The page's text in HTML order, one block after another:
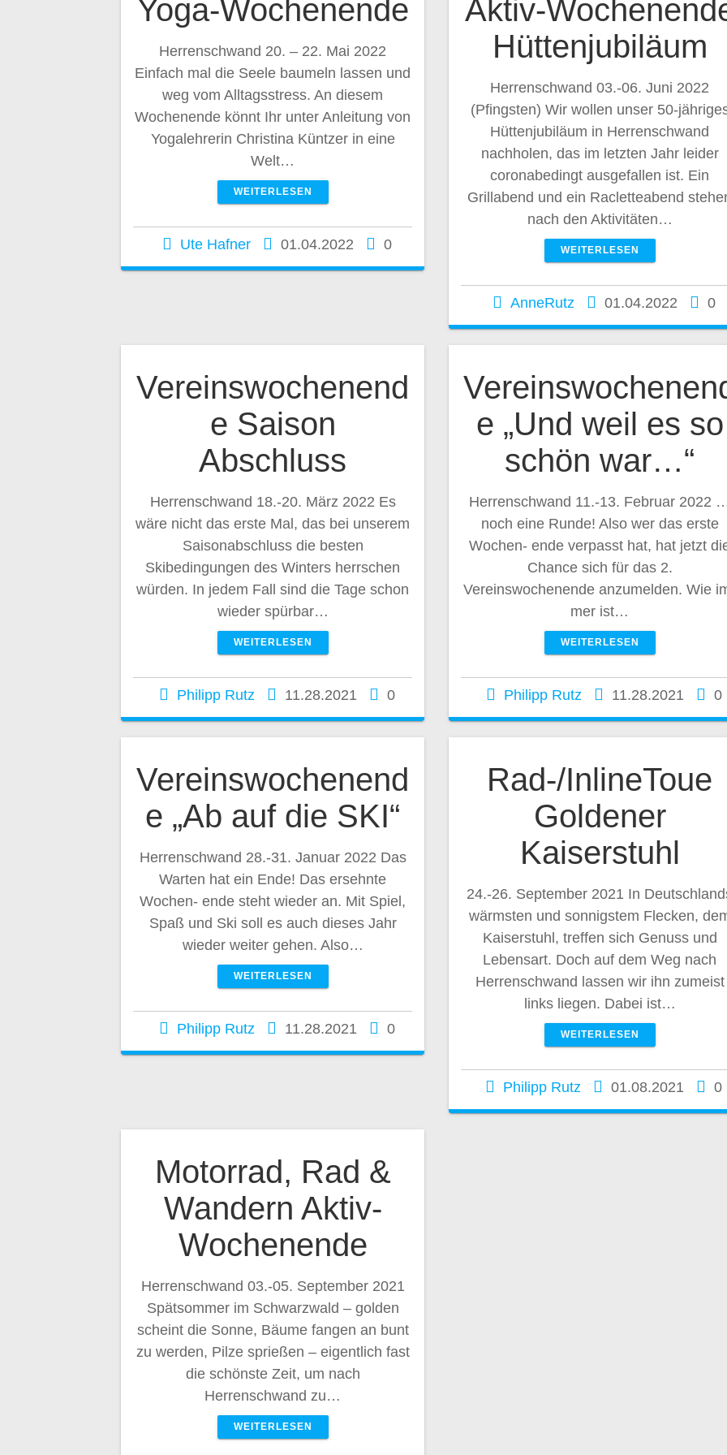
Yoga-Wochenende
Herrenschwand 20. – 22. Mai 2022
Einfach mal die Seele baumeln lassen und
weg vom Alltagsstress. An diesem
Wochenende könnt Ihr unter Anleitung von
Yogalehrerin Christina Küntzer in eine
Welt…
WEITERLESEN
Ute Hafner 01.04.2022 0
Aktiv-
Hüttenjubiläum
Herrenschwand 03.-06. Juni 2022
(Pfingsten) Wir wollen unser 50-
Hüttenjubiläum in Herrenschwand
nachholen, das im letzten Jahr leider
coronabedingt ausgefallen ist. Ein
Grillabend und ein Racletteabend
nach den Aktivitäten…
WEITERLESEN
AnneRutz 01.04.2022 0
Vereinswochenend
e Saison
Abschluss
Herrenschwand 18.-20. März 2022 Es
wäre nicht das erste Mal, das bei unserem
Saisonabschluss die besten
Skibedingungen des Winters herrschen
würden. In jedem Fall sind die Tage schon
wieder spürbar…
WEITERLESEN
Philipp Rutz 11.28.2021 0
e „Und weil es so
schön war…“
Herrenschwand 11.-13. Februar 2022
noch eine Runde! Also wer das erste
Wochen- ende verpasst hat, hat jetzt
Chance sich für das 2.
Vereinswochenende anzumelden. Wie
mer ist…
WEITERLESEN
Philipp Rutz 11.28.2021 0
Vereinswochenend
e „Ab auf die SKI“
Herrenschwand 28.-31. Januar 2022 Das
Warten hat ein Ende! Das ersehnte
Wochen- ende steht wieder an. Mit Spiel,
Spaß und Ski soll es auch dieses Jahr
wieder weiter gehen. Also…
WEITERLESEN
Philipp Rutz 11.28.2021 0
Rad-/InlineToue
Goldener
Kaiserstuhl
24.-26. September 2021 In
wärmsten und sonnigstem Flecken,
Kaiserstuhl, treffen sich Genuss und
Lebensart. Doch auf dem Weg nach
Herrenschwand lassen wir ihn zumeist
links liegen. Dabei ist…
WEITERLESEN
Philipp Rutz 01.08.2021 0
Motorrad, Rad &
Wandern Aktiv-
Wochenende
Herrenschwand 03.-05. September 2021
Spätsommer im Schwarzwald – golden
scheint die Sonne, Bäume fangen an bunt
zu werden, Pilze sprießen – eigentlich fast
die schönste Zeit, um nach
Herrenschwand zu…
WEITERLESEN